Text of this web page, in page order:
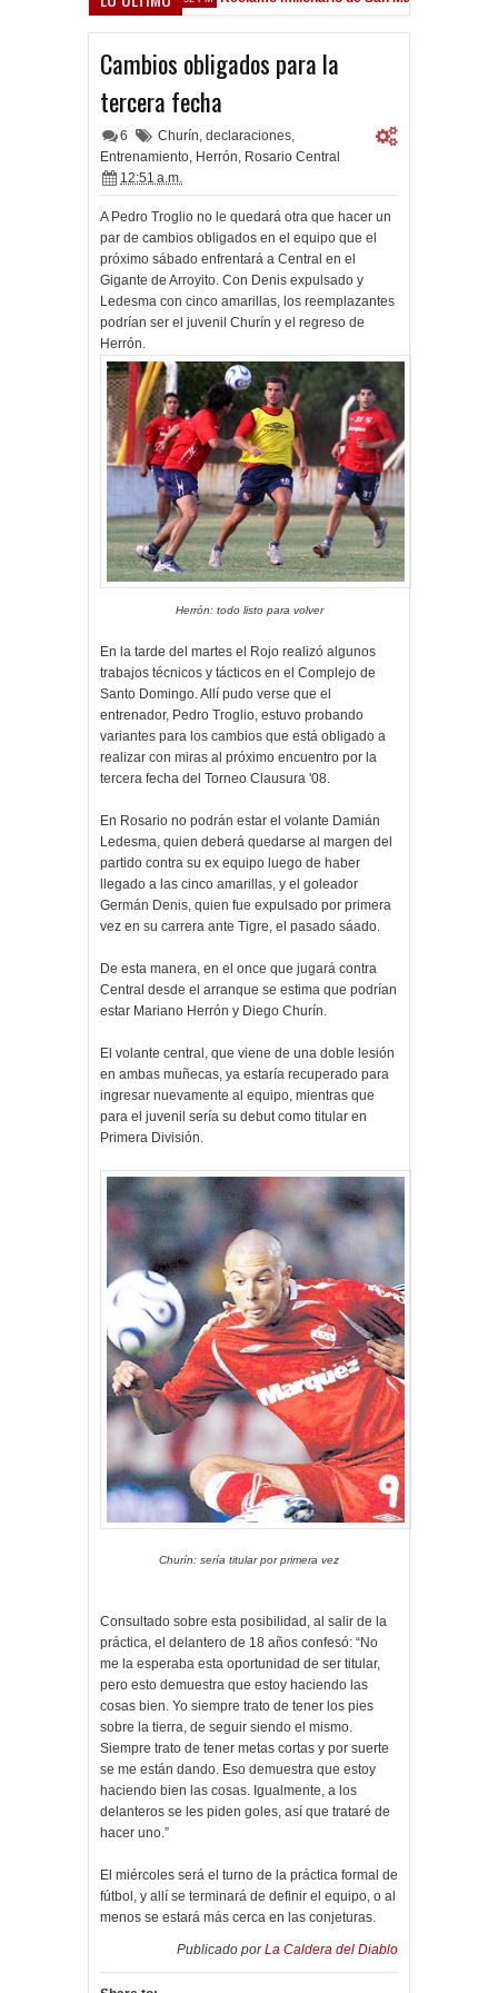
Cambios obligados para la
tercera fecha
6 Churín, declaraciones,
Entrenamiento, Herrón, Rosario Central
12:51 a.m.
A Pedro Troglio no le quedará otra que hacer un
par de cambios obligados en el equipo que el
próximo sábado enfrentará a Central en el
Gigante de Arroyito. Con Denis expulsado y
Ledesma con cinco amarillas, los reemplazantes
podrían ser el juvenil Churín y el regreso de
Herrón.
Herrón: todo listo para volver
En la tarde del martes el Rojo realizó algunos
trabajos técnicos y tácticos en el Complejo de
Santo Domingo. Allí pudo verse que el
entrenador, Pedro Troglio, estuvo probando
variantes para los cambios que está obligado a
realizar con miras al próximo encuentro por la
tercera fecha del Torneo Clausura '08.
En Rosario no podrán estar el volante Damián
Ledesma, quien deberá quedarse al margen del
partido contra su ex equipo luego de haber
llegado a las cinco amarillas, y el goleador
Germán Denis, quien fue expulsado por primera
vez en su carrera ante Tigre, el pasado sáado.
De esta manera, en el once que jugará contra
Central desde el arranque se estima que podrían
estar Mariano Herrón y Diego Churín.
El volante central, que viene de una doble lesión
en ambas muñecas, ya estaría recuperado para
ingresar nuevamente al equipo, mientras que
para el juvenil sería su debut como titular en
Primera División.
Churín: sería titular por primera vez
Consultado sobre esta posibilidad, al salir de la
práctica, el delantero de 18 años confesó: “No
me la esperaba esta oportunidad de ser titular,
pero esto demuestra que estoy haciendo las
cosas bien. Yo siempre trato de tener los pies
sobre la tierra, de seguir siendo el mismo.
Siempre trato de tener metas cortas y por suerte
se me están dando. Eso demuestra que estoy
haciendo bien las cosas. Igualmente, a los
delanteros se les piden goles, así que trataré de
hacer uno.”
El miércoles será el turno de la práctica formal de
fútbol, y allí se terminará de definir el equipo, o al
menos se estará más cerca en las conjeturas.
Publicado porLa Caldera del Diablo